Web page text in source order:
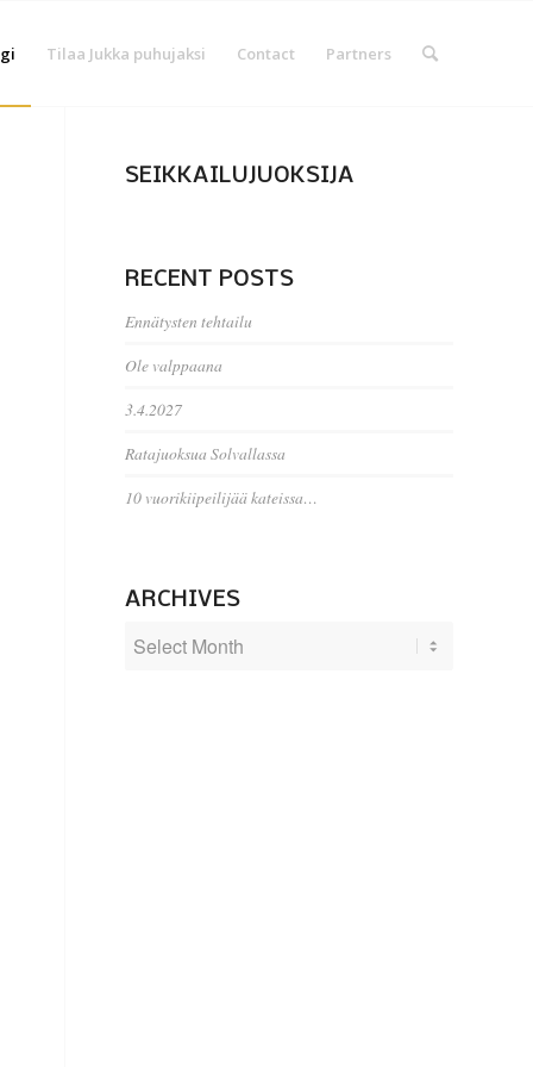
Tilaa Jukka puhujaksi Contact Partners
SEIKKAILUJUOKSIJA
RECENT POSTS
Ennätysten tehtailu
Ole valppaana
3.4.2027
Ratajuoksua Solvallassa
10 vuorikiipeilijää kateissa…
ARCHIVES